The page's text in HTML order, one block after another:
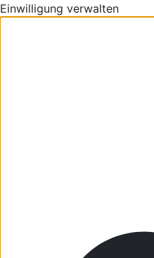
Einwilligung verwalten